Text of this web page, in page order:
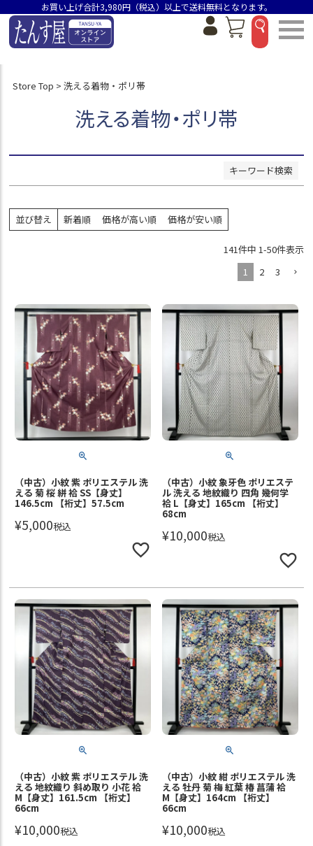
お買い上げ合計3,980円（税込）以上で送料無料となります。
Store Top 洗える着物・ポリ帯
洗える着物・ポリ帯
キーワード検索
並び順
価格が高い順
並び替え 新着順 価格が高い順 価格が安い順
141件中 1-50件表示
1
2 3
（中古）小紋 紫 ポリエステル 洗
える 菊 桜 絣 袷 SS【身丈】
146.5cm 【裄丈】57.5cm
¥5,000税込
（中古）小紋 象牙色 ポリエステ
ル 洗える 地紋織り 四角 幾何学
袷 L【身丈】165cm 【裄丈】
68cm
¥10,000税込
（中古）小紋 紫 ポリエステル 洗
える 地紋織り 斜め取り 小花 袷
M【身丈】161.5cm 【裄丈】
66cm
¥10,000税込
（中古）小紋 紺 ポリエステル 洗
える 牡丹 菊 梅 紅葉 椿 菖蒲 袷
M【身丈】164cm 【裄丈】
66cm
¥10,000税込